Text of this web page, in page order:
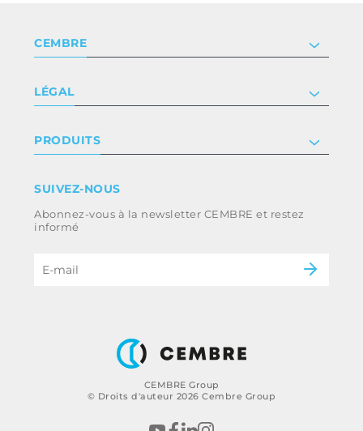
CEMBRE Group
© Droits d'auteur 2026 Cembre Group
CEMBRE
Société
Certificat
Nous rejoindre
LÉGAL
Termes et conditions
Whistleblowing
Code d’éthique et politique anti-corruption
du groupe
PRODUITS
Énergie
B2B Disclaimer
SUIVEZ-NOUS
Abonnez-vous à la newsletter CEMBRE et restez
informé